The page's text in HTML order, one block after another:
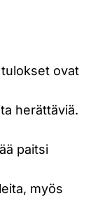
ovat
herättäviä.
paitsi
myös